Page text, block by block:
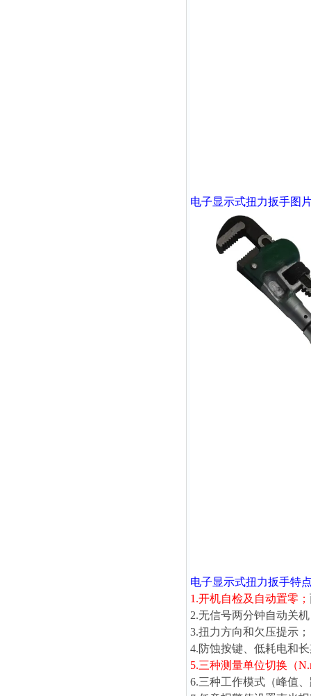
电子显示式扭力扳手图
电子显示式扭力扳手特
1.开机自检及自动置零；
2.无信号两分钟自动关
3.扭力方向和欠压提示；
4.防蚀按键、低耗电和
5.三种测量单位切换（
6.三种工作模式（峰值